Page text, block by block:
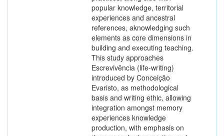
popular knowledge, territorial
experiences and ancestral
references, aknowledging such
elements as core dimensions in
building and executing teaching.
This study approaches
Escrevivência (life-writing)
introduced by Conceição
Evaristo, as methodological
basis and writing ethic, allowing
integration amongst memory
experiences knowledge
production, with emphasis on